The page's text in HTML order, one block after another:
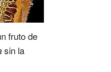
fruto de
sin la